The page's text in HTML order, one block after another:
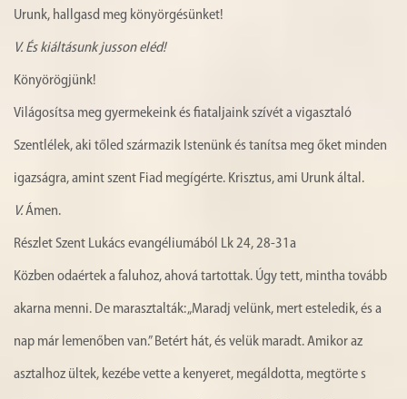
Urunk, hallgasd meg könyörgésünket!
V.És kiáltásunk jusson eléd!
Könyörögjünk!
Világosítsa meg gyermekeink és fiataljaink szívét a vigasztaló
Szentlélek, aki tőled származik Istenünk és tanítsa meg őket minden
igazságra, amint szent Fiad megígérte. Krisztus, ami Urunk által.
V.Ámen.
Részlet Szent Lukács evangéliumából Lk 24, 28-31a
Közben odaértek a faluhoz, ahová tartottak. Úgy tett, mintha tovább
akarna menni. De marasztalták: „Maradj velünk, mert esteledik, és a
nap már lemenőben van.” Betért hát, és velük maradt. Amikor az
asztalhoz ültek, kezébe vette a kenyeret, megáldotta, megtörte s